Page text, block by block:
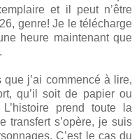
et il peut n’être
genre! Je le télécharge
heure maintenant que
j’ai commencé à lire,
qu’il soit de papier ou
L’histoire prend toute la
transfert s’opère, je suis
C’est le cas du